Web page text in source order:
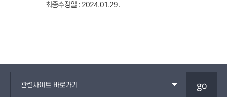
최종수정일 : 2024.01.29.
관련사이트 바로가기 go